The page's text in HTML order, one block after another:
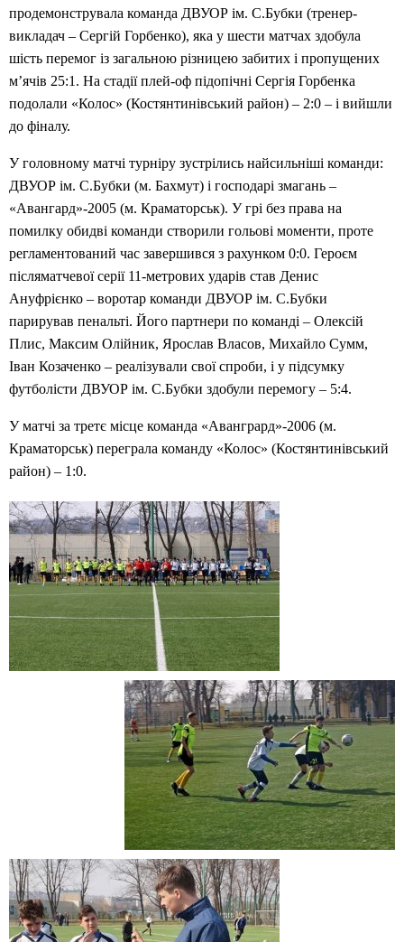
продемонструвала команда ДВУОР ім. С.Бубки (тренер-
викладач – Сергій Горбенко), яка у шести матчах здобула
шість перемог із загальною різницею забитих і пропущених
м’ячів 25:1. На стадії плей-оф підопічні Сергія Горбенка
подолали «Колос» (Костянтинівський район) – 2:0 – і вийшли
до фіналу.
У головному матчі турніру зустрілись найсильніші команди:
ДВУОР ім. С.Бубки (м. Бахмут) і господарі змагань –
«Авангард»-2005 (м. Краматорськ). У грі без права на
помилку обидві команди створили гольові моменти, проте
регламентований час завершився з рахунком 0:0. Героєм
післяматчевої серії 11-метрових ударів став Денис
Ануфрієнко – воротар команди ДВУОР ім. С.Бубки
парирував пенальті. Його партнери по команді – Олексій
Плис, Максим Олійник, Ярослав Власов, Михайло Сумм,
Іван Козаченко – реалізували свої спроби, і у підсумку
футболісти ДВУОР ім. С.Бубки здобули перемогу – 5:4.
У матчі за третє місце команда «Авангрард»-2006 (м.
Краматорськ) переграла команду «Колос» (Костянтинівський
район) – 1:0.